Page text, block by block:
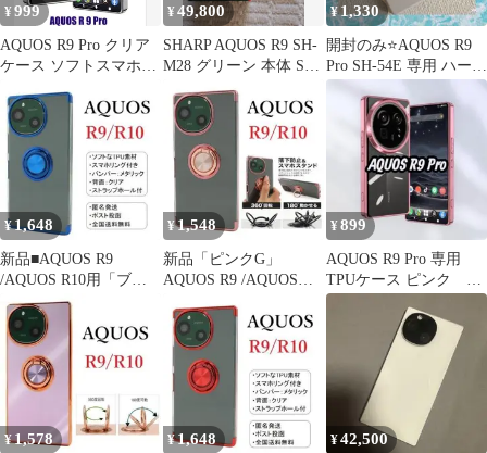
¥999
AQUOS R9 Pro クリア
ケース ソフトスマホケ
¥49,800
SHARP AQUOS R9 SH-
M28 グリーン 本体 SIM
¥1,330
開封のみ⭐️AQUOS R9
Pro SH-54E 専用 ハード
¥1,648
新品■AQUOS R9
/AQUOS R10用「ブル
ー」リング付メタリッ
クケース
¥1,548
新品「ピンクG」
AQUOS R9 /AQUOS
ックケース
¥899
AQUOS R9 Pro 専用
TPUケース ピンク 高
級感 おしゃれ ロー
¥1,578 ¥1,648 ¥42,500